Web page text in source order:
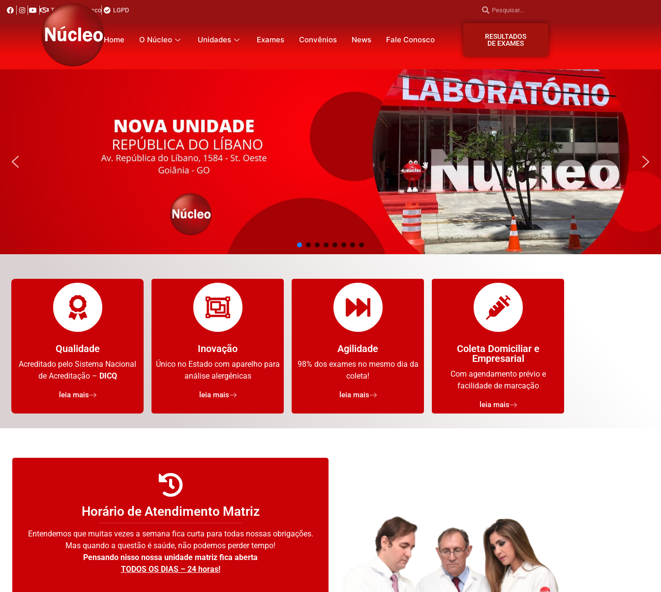
Trabalhe Conosco LGPD
Home O Núcleo Unidades Exames Convênios News Fale Conosco
RESULTADOS
DE EXAMES
Qualidade
Acreditado pelo Sistema Nacional
de Acreditação – DICQ
leia mais
Inovação
Único no Estado com aparelho para
análise alergênicas
leia mais
Agilidade
98% dos exames no mesmo dia da
coleta!
leia mais
Coleta Domiciliar e
Empresarial
Com agendamento prévio e
facilidade de marcação
leia mais
Horário de Atendimento Matriz
Entendemos que muitas vezes a semana fica curta para todas nossas obrigações.
Mas quando a questão é saúde, não podemos perder tempo!
Pensando nisso nossa unidade matriz fica aberta
TODOS OS DIAS – 24 horas!